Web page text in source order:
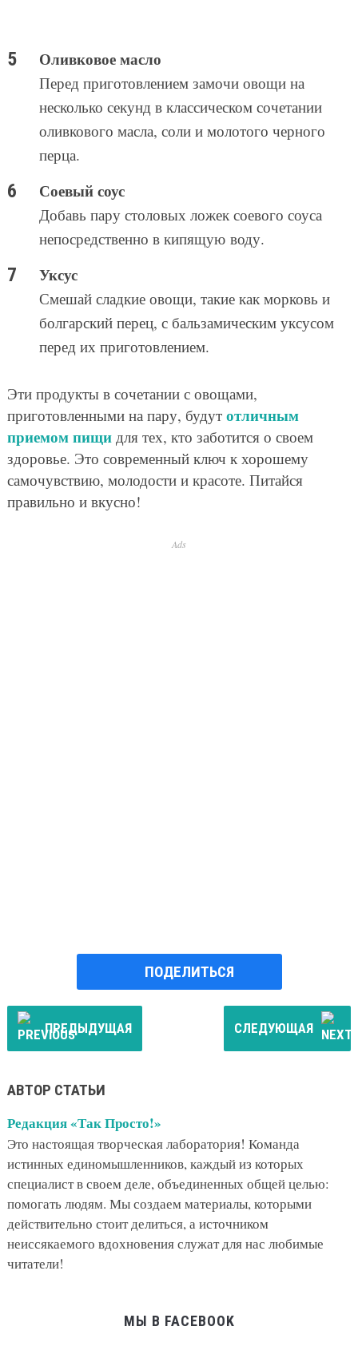
Оливковое масло
Перед приготовлением замочи овощи на
несколько секунд в классическом сочетании
оливкового масла, соли и молотого черного
перца.
Соевый соус
Добавь пару столовых ложек соевого соуса
непосредственно в кипящую воду.
Уксус
Смешай сладкие овощи, такие как морковь и
болгарский перец, с бальзамическим уксусом
перед их приготовлением.
Эти продукты в сочетании с овощами,
приготовленными на пару, будут отличным
приемом пищидля тех, кто заботится о своем
здоровье. Это современный ключ к хорошему
самочувствию, молодости и красоте. Питайся
правильно и вкусно!
Ads
ПОДЕЛИТЬСЯ
ПРЕДЫДУЩАЯ СЛЕДУЮЩАЯ
АВТОР СТАТЬИ
Редакция «Так Просто!»
Это настоящая творческая лаборатория! Команда
истинных единомышленников, каждый из которых
специалист в своем деле, объединенных общей целью:
помогать людям. Мы создаем материалы, которыми
действительно стоит делиться, а источником
неиссякаемого вдохновения служат для нас любимые
читатели!
МЫ В FACEBOOK